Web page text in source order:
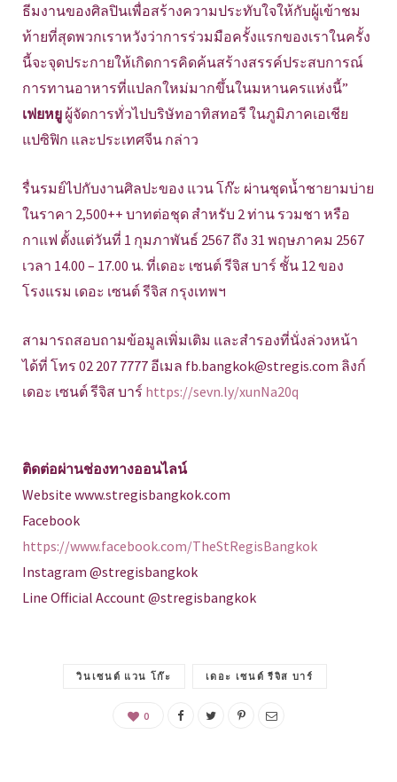
ธีมงานของศิลปินเพื่อสร้างความประทับใจให้กับผู้เข้าชม
ท้ายที่สุดพวกเราหวังว่าการร่วมมือครั้งแรกของเราในครั้ง
นี้จะจุดประกายให้เกิดการคิดค้นสร้างสรรค์ประสบการณ์
การทานอาหารที่แปลกใหม่มากขึ้นในมหานครแห่งนี้”
เฟยหยู ผู้จัดการทั่วไปบริษัทอาทิสทอรี ในภูมิภาคเอเชีย
แปซิฟิก และประเทศจีน กล่าว
รื่นรมย์ไปกับงานศิลปะของ แวน โก๊ะ ผ่านชุดน้ำชายามบ่าย
ในราคา 2,500++ บาทต่อชุด สำหรับ 2 ท่าน รวมชา หรือ
กาแฟ ตั้งแต่วันที่ 1 กุมภาพันธ์ 2567 ถึง 31 พฤษภาคม 2567
เวลา 14.00 – 17.00 น. ที่เดอะ เซนต์ รีจิส บาร์ ชั้น 12 ของ
โรงแรม เดอะ เซนต์ รีจิส กรุงเทพฯ
สามารถสอบถามข้อมูลเพิ่มเติม และสำรองที่นั่งล่วงหน้า
ได้ที่ โทร 02 207 7777 อีเมล fb.bangkok@stregis.com ลิงก์
เดอะ เซนต์ รีจิส บาร์ https://sevn.ly/xunNa20q
ติดต่อผ่านช่องทางออนไลน์
Website www.stregisbangkok.com
Facebook
https://www.facebook.com/TheStRegisBangkok
Instagram @stregisbangkok
Line Official Account @stregisbangkok
วินเซนต์ แวน โก๊ะ เดอะ เซนต์ รีจิส บาร์
0